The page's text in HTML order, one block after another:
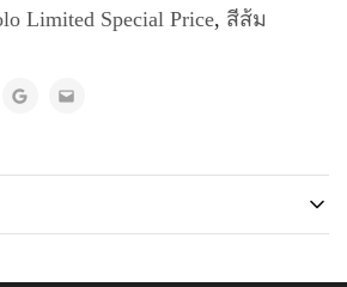
Limited Special Price, สีส้ม